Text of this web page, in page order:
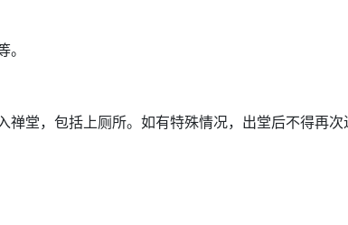
堂，包括上厕所。如有特殊情况，出堂后不得再次